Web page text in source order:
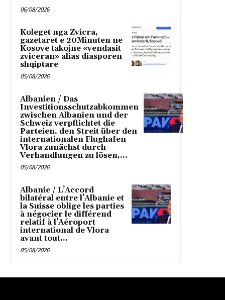
06/08/2026
Koleget nga Zvicra,
gazetaret e 20Minuten ne
Kosove takojne «vendasit
zviceran» alias diasporen
shqiptare
05/08/2026
Albanien / Das
Investitionsschutzabkommen
zwischen Albanien und der
Schweiz verpflichtet die
Parteien, den Streit über den
internationalen Flughafen
Vlora zunächst durch
Verhandlungen zu lösen,...
05/08/2026
Albanie / L’Accord
bilatéral entre l’Albanie et
la Suisse oblige les parties
à négocier le différend
relatif à l’Aéroport
international de Vlora
avant tout...
05/08/2026